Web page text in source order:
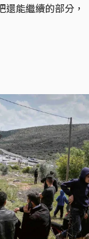
能繼續的部分，